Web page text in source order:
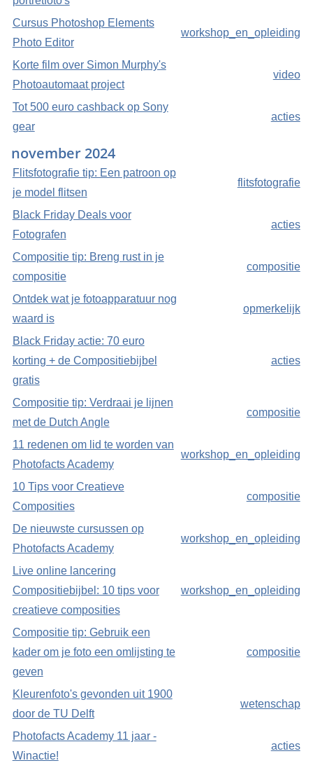
Cursus Photoshop Elements
Photo Editor
workshop_en_opleiding
Korte film over Simon Murphy's
Photoautomaat project
video
Tot 500 euro cashback op Sony
gear
acties
november 2024
Flitsfotografie tip: Een patroon op
je model flitsen
flitsfotografie
Black Friday Deals voor
Fotografen
acties
Compositie tip: Breng rust in je
compositie
compositie
Ontdek wat je fotoapparatuur nog
waard is
opmerkelijk
Black Friday actie: 70 euro
korting + de Compositiebijbel
gratis
acties
Compositie tip: Verdraai je lijnen
met de Dutch Angle
compositie
11 redenen om lid te worden van
Photofacts Academy
workshop_en_opleiding
10 Tips voor Creatieve
Composities
compositie
De nieuwste cursussen op
Photofacts Academy
workshop_en_opleiding
Live online lancering
Compositiebijbel: 10 tips voor
creatieve composities
workshop_en_opleiding
Compositie tip: Gebruik een
kader om je foto een omlijsting te
geven
compositie
Kleurenfoto's gevonden uit 1900
door de TU Delft
wetenschap
Photofacts Academy 11 jaar -
Winactie!
acties